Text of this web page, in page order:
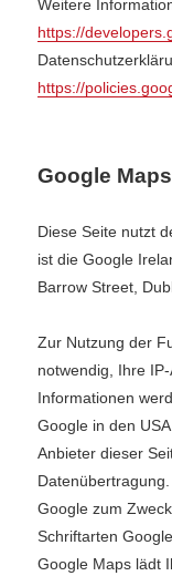
Weitere
https://
https://
Google Maps
Diese Seite nutzt
ist die Google
Barrow Street,
Zur Nutzung der
notwendig, Ihre
Informationen
Google in den
Anbieter dieser
Google zum
Schriftarten
Google Maps lädt